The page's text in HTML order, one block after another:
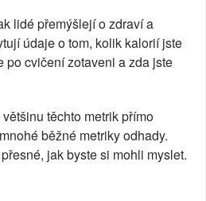
lidé přemýšlejí o zdraví a
údaje o tom, kolik kalorií jste
po cvičení zotaveni a zda jste
těchto metrik přímo
běžné metriky odhady.
jak byste si mohli myslet.